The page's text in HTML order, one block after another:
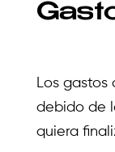
Los gastos
debido de
quiera